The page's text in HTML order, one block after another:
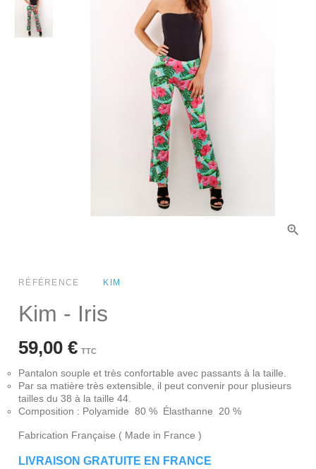
RÉFÉRENCE KIM
Kim - Iris
59,00 € TTC
Pantalon souple et très confortable avec passants à la taille.
Par sa matière très extensible, il peut convenir pour plusieurs
tailles du 38 à la taille 44.
Composition : Polyamide 80 % Élasthanne 20 %
Fabrication Française ( Made in France )
LIVRAISON GRATUITE EN FRANCE